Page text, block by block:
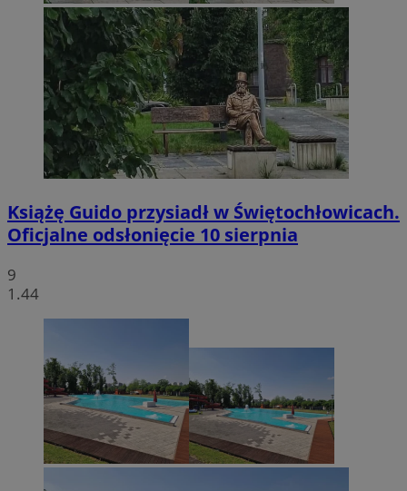
Książę Guido przysiadł w Świętochłowicach.
Oficjalne odsłonięcie 10 sierpnia
9
1.44